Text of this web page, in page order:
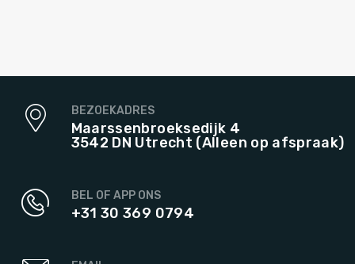
BEZOEKADRES
Maarssenbroeksedijk 4
3542 DN Utrecht (Alleen op afspraak)
BEL OF APP ONS
+31 30 369 0794